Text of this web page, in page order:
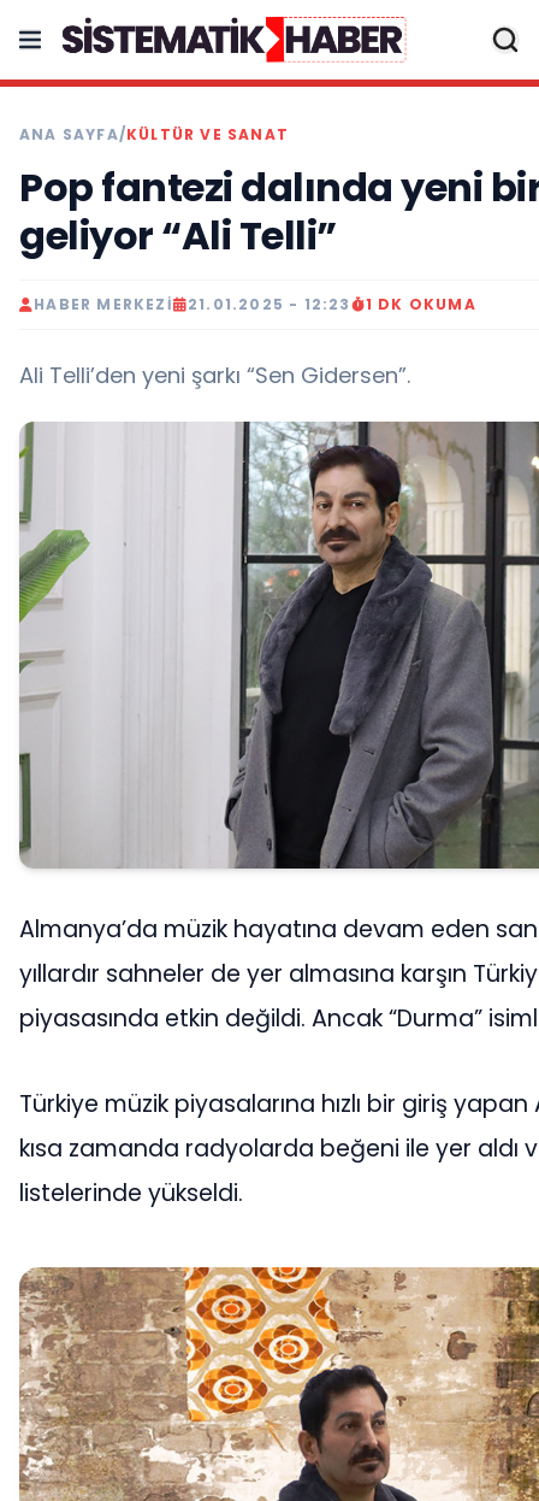
ANA SAYFA/KÜLTÜR VE SANAT
Pop fantezi dalında yeni
geliyor “Ali Telli”
HABER MERKEZI 21.01.2025 - 12:23 1 DK OKUMA
Ali Telli’den yeni şarkı “Sen Gidersen”.
Almanya’da müzik hayatına devam eden
yıllardır sahneler de yer almasına karşın
piyasasında etkin değildi. Ancak “Durma” isimli
Türkiye müzik piyasalarına hızlı bir giriş yapan
kısa zamanda radyolarda beğeni ile yer aldı
listelerinde yükseldi.